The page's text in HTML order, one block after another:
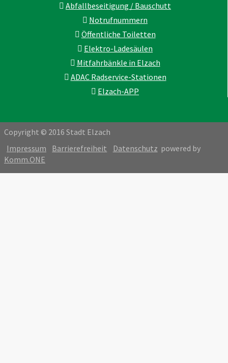
Abfallbeseitigung / Bauschutt
Notrufnummern
Öffentliche Toiletten
Elektro-Ladesäulen
Mitfahrbänkle in Elzach
ADAC Radservice-Stationen
Elzach-APP
Copyright © 2016 Stadt Elzach
Impressum
Barrierefreiheit Datenschutz powered by
Komm.ONE